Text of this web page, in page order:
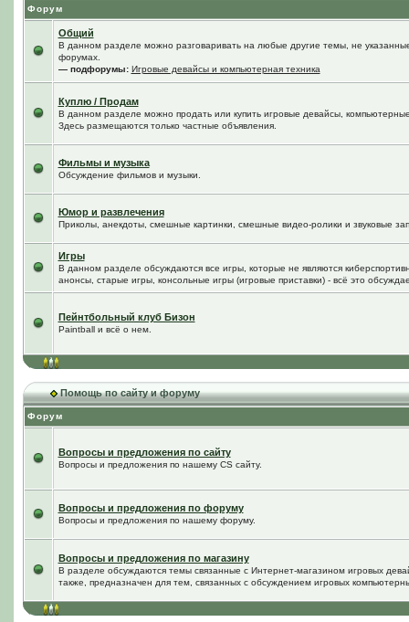
Форум
Общий
В данном разделе можно разговаривать на любые другие темы, не
форумах.
— подфорумы: Игровые девайсы и компьютерная техника
Куплю / Продам
В данном разделе можно продать или купить игровые девайсы,
Здесь размещаются только частные объявления.
Фильмы и музыка
Обсуждение фильмов и музыки.
Юмор и развлечения
Приколы, анекдоты, смешные картинки, смешные видео-ролики и звуковые
Игры
В данном разделе обсуждаются все игры, которые не являются
анонсы, старые игры, консольные игры (игровые приставки) - всё это
Пейнтбольный клуб Бизон
Paintball и всё о нем.
Помощь по сайту и форуму
Форум
Вопросы и предложения по сайту
Вопросы и предложения по нашему CS сайту.
Вопросы и предложения по форуму
Вопросы и предложения по нашему форуму.
Вопросы и предложения по магазину
В разделе обсуждаются темы связанные с Интернет-магазином игровых
также, предназначен для тем, связанных с обсуждением игровых